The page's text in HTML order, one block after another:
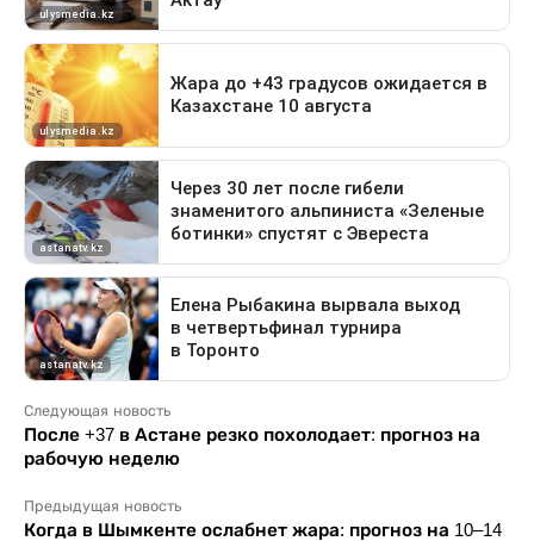
Следующая новость
После +37 в Астане резко похолодает: прогноз на
рабочую неделю
Предыдущая новость
Когда в Шымкенте ослабнет жара: прогноз на 10–14